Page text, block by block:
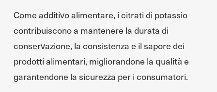
Come additivo alimentare, i citrati di potassio
contribuiscono a mantenere la durata di
conservazione, la consistenza e il sapore dei
prodotti alimentari, migliorandone la qualità e
garantendone la sicurezza per i consumatori.